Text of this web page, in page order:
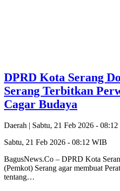
DPRD Kota Serang
Serang Terbitkan
Cagar Budaya
Daerah | Sabtu, 21 Feb 2026 -
Sabtu, 21 Feb 2026 - 08:12 WIB
BagusNews.Co – DPRD Kota
(Pemkot) Serang agar membuat
tentang…